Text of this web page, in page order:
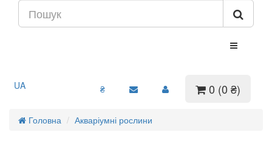
UA ₴ 0 (0 ₴)
Головна Акваріумні рослини